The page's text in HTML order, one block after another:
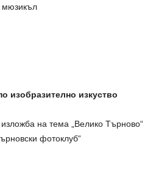
мюзикъл
изобразително изкуство
на тема „Велико Търново“
фотоклуб“